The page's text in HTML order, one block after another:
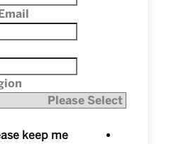
keep me